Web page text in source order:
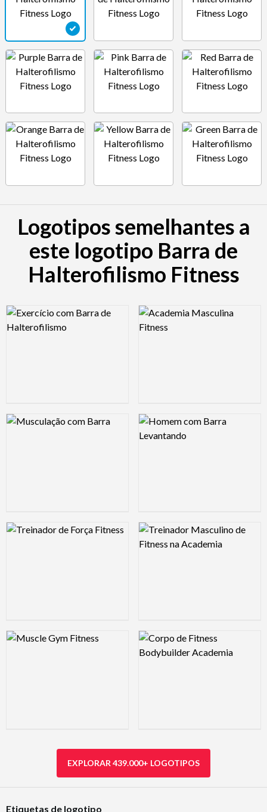
Logotipos semelhantes a
este logotipo Barra de
Halterofilismo Fitness
Logo Preview Image Logo Preview Image
Logo Preview Image Logo Preview Image
Logo Preview Image Logo Preview Image
Logo Preview Image Logo Preview Image
EXPLORAR 439.000+ LOGOTIPOS
Etiquetas de logotipo